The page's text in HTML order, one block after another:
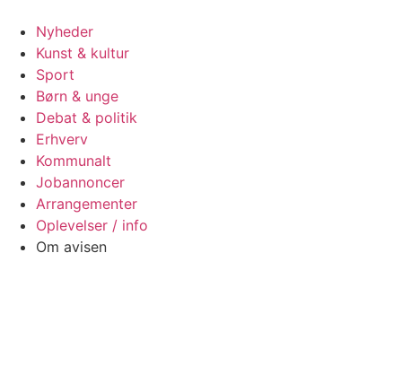
Nyheder
Kunst & kultur
Sport
Børn & unge
Debat & politik
Erhverv
Kommunalt
Jobannoncer
Arrangementer
Oplevelser / info
Om avisen